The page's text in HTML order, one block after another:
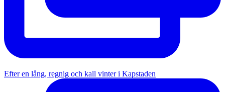
Efter en lång, regnig och kall vinter i Kapstaden